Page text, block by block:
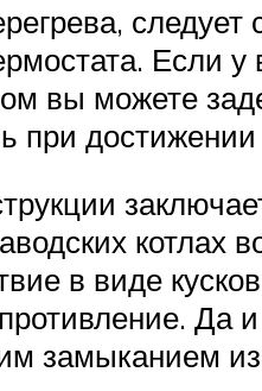
следует
Если
вы можете
достижении
котлах
в виде
Да
замыканием